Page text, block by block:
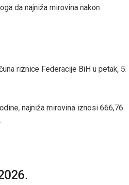
da najniža mirovina nakon
riznice Federacije BiH u petak, 5.
najniža mirovina iznosi 666,76